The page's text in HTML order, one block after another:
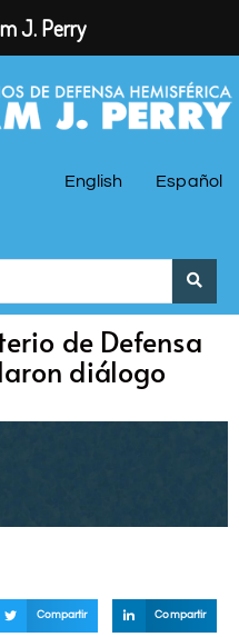
English Español
de Defensa
diálogo
Compartir Compartir
J. Perry